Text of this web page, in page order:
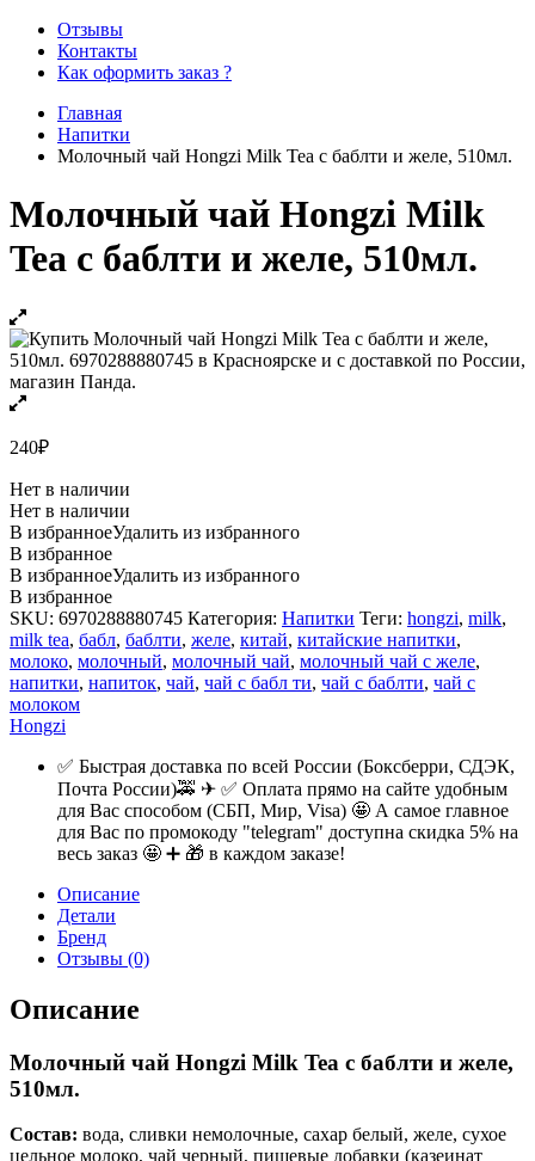
Отзывы
Контакты
Как оформить заказ ?
Главная
Напитки
Молочный чай Hongzi Milk Tea с баблти и желе, 510мл.
Молочный чай Hongzi Milk
Tea с баблти и желе, 510мл.
240₽
Нет в наличии
Нет в наличии
В избранноеУдалить из избранного
В избранное
В избранноеУдалить из избранного
В избранное
SKU: 6970288880745 Категория: Напитки Теги: hongzi, milk,
milk tea, бабл, баблти, желе, китай, китайские напитки,
молоко, молочный, молочный чай, молочный чай с желе,
напитки, напиток, чай, чай с бабл ти, чай с баблти, чай с
молоком
Hongzi
✅ Быстрая доставка по всей России (Боксберри, СДЭК,
Почта России)🚕 ✈ ✅ Оплата прямо на сайте удобным
для Вас способом (СБП, Мир, Visa) 🤩 А самое главное
для Вас по промокоду "telegram" доступна скидка 5% на
весь заказ 🤩 ➕ 🎁 в каждом заказе!
Описание
Детали
Бренд
Отзывы (0)
Описание
Молочный чай Hongzi Milk Tea с баблти и желе,
510мл.
Состав: вода, сливки немолочные, сахар белый, желе, сухое
цельное молоко, чай черный, пищевые добавки (казеинат